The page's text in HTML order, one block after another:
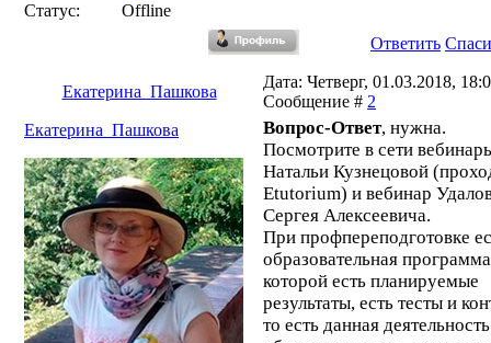
Статус:
Offline
Ответить
Екатерина_Пашкова
Дата: Четверг, 01.03.2018,
Сообщение # 2
Екатерина_Пашкова
Вопрос-Ответ, нужна.
Посмотрите в сети
Натальи Кузнецовой
Etutorium) и вебинар
Сергея Алексеевича.
При профпереподготовке
образовательная
которой есть планируемые
результаты, есть тесты и
то есть данная деятельность